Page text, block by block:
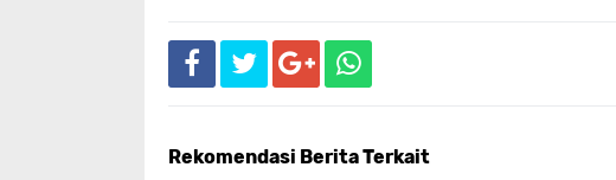
Rekomendasi Berita Terkait